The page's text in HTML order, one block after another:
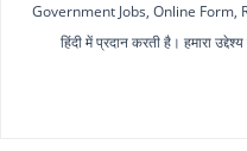
Government Jobs, Online Form,
हिंदी में प्रदान करती है। हमारा